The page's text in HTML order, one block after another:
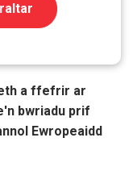
a ffefrir ar
bwriadu prif
Ewropeaidd